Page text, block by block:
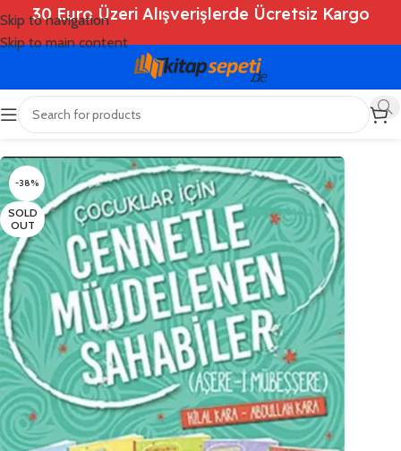
Skip to navigation
Skip to main content
30 Euro Üzeri Alışverişlerde Ücretsiz Kargo
Ana Sayfa Shop
-38%
SOLD
OUT